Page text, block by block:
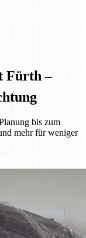
Fürth –
bis zum
mehr für weniger